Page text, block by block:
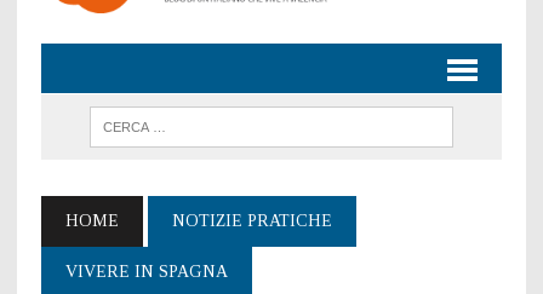
HOME NOTIZIE PRATICHE
VIVERE IN SPAGNA